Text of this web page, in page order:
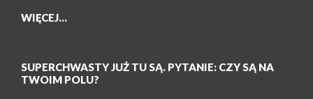
WIĘCEJ...
SUPERCHWASTY JUŻ TU SĄ. PYTANIE: CZY SĄ NA
TWOIM POLU?